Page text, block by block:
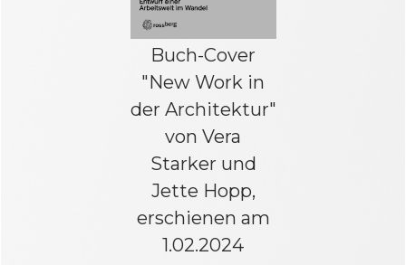
Buch-Cover
"New Work in
der Architektur"
von Vera
Starker und
Jette Hopp,
erschienen am
1.02.2024